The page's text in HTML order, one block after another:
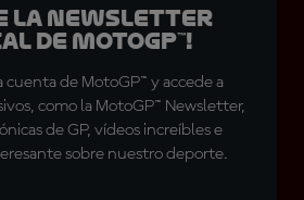
la Newsletter
de MotoGP™!
cuenta de MotoGP™ y accede a
como la MotoGP™ Newsletter,
de GP, vídeos increíbles e
sobre nuestro deporte.